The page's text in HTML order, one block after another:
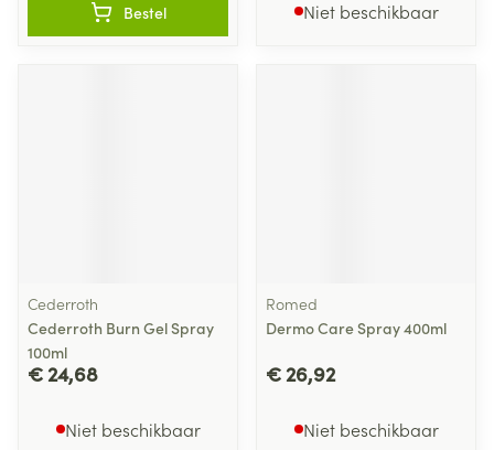
Bestel Niet beschikbaar
Cederroth
Cederroth Burn Gel Spray
100ml
€ 24,68
Niet beschikbaar
Romed
Dermo Care Spray 400ml
€ 26,92
Niet beschikbaar